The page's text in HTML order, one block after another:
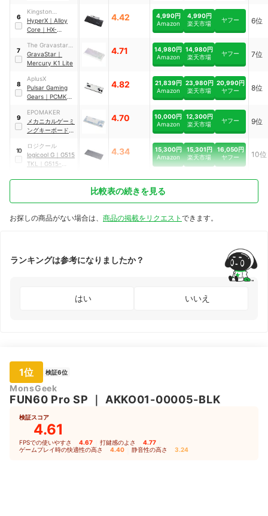
6
Kingston
Technology
HyperX ｜ Alloy
Core ｜ HX-
4.42
4,990円
Amazon
4,990円
楽天市場
ヤフー 6位
7
The Gravastar
Trading
GravaStar ｜
Mercury K1 Lite
4.71
14,980円
Amazon
14,980円
楽天市場
ヤフー 7位
8
AplusX
Pulsar Gaming
Gears ｜ PCMK
Effect Magnetic
Gaming
Keyboard｜
4.82
21,839円
Amazon
23,980円
楽天市場
20,990円
ヤフー
8位
9
EPOMAKER
メカニカルゲーミ
ングキーボード
4.70
10,000円
Amazon
12,300円
楽天市場
ヤフー 9位
10
ロジクール
logicool G ｜ G515
TKL
G515-
4.34
15,300円
Amazon
15,301円
楽天市場
16,050円
ヤフー
10位
比較表の続きを見る
お探しの商品がない場合は、 商品の掲載をリクエスト できます。
ランキングは参考になりましたか？
はい いいえ
1位 検証6位
MonsGeek
FUN60 Pro SP ｜ ‎AKKO01-00005-BLK
検証スコア
4.61
FPSでの使いやすさ 4.67 打鍵感のよさ 4.77
ゲームプレイ時の快適性の高さ 4.40 静音性の高さ 3.24